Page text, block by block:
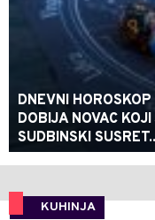
DNEVNI
DOBIJA NOVAC
SUDBINSKI
KUHINJA